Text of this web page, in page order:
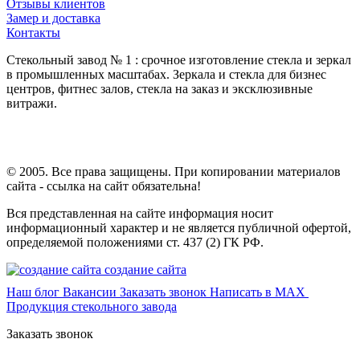
Отзывы клиентов
Замер и доставка
Контакты
Стекольный завод № 1 : срочное изготовление стекла и зеркал
в промышленных масштабах. Зеркала и стекла для бизнес
центров, фитнес залов, стекла на заказ и эксклюзивные
витражи.
© 2005. Все права защищены. При копировании материалов
сайта - ссылка на сайт обязательна!
Вся представленная на сайте информация носит
информационный характер и не является публичной офертой,
определяемой положениями ст. 437 (2) ГК РФ.
создание сайта
Наш блог Вакансии Заказать звонок Написать в MAX
Продукция стекольного завода
Заказать звонок